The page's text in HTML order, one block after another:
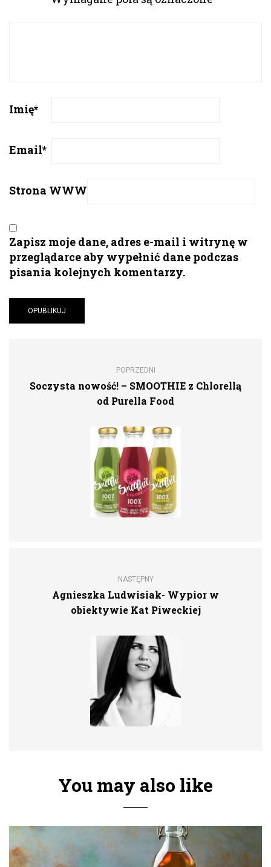
Imię*
Email*
Strona WWW
Zapisz moje dane, adres e-mail i witrynę w
przeglądarce aby wypełnić dane podczas
pisania kolejnych komentarzy.
POPRZEDNI
Soczysta nowość! – SMOOTHIE z Chlorellą
od Purella Food
NASTĘPNY
Agnieszka Ludwisiak- Wypior w
obiektywie Kat Piweckiej
You may also like